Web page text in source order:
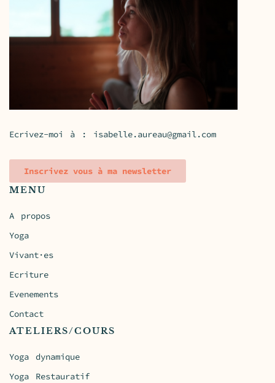
Ecrivez-moi à : isabelle.aureau@gmail.com
Inscrivez vous à ma newsletter
MENU
A propos
Yoga
Vivant·es
Ecriture
Evenements
Contact
ATELIERS/COURS
Yoga dynamique
Yoga Restauratif